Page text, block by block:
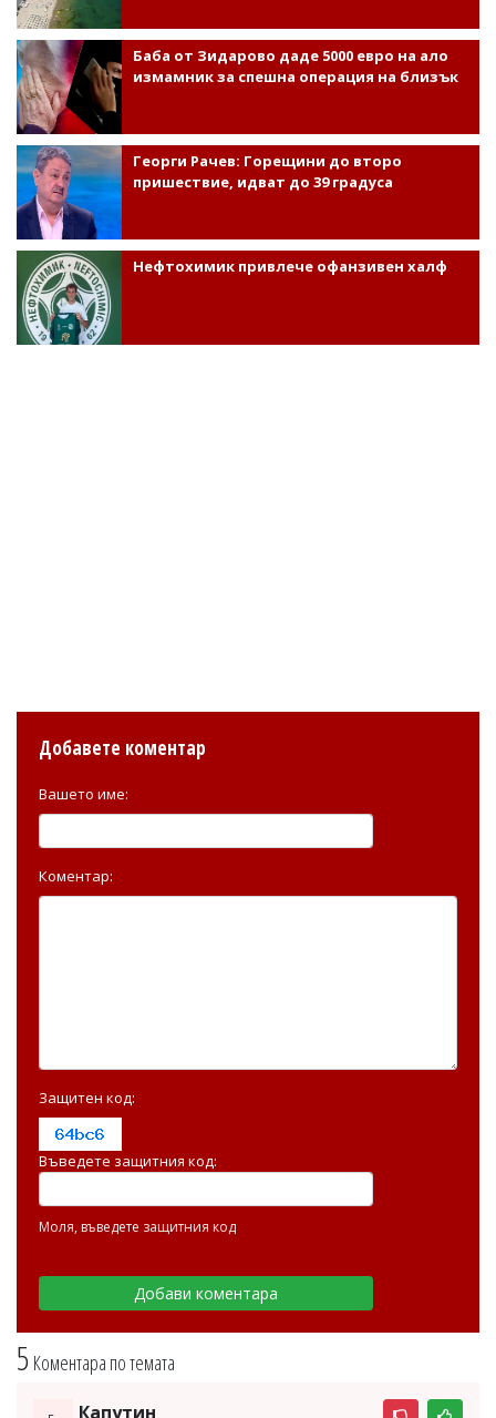
Баба от Зидарово даде 5000 евро на ало
измамник за спешна операция на близък
Георги Рачев: Горещини до второ
пришествие, идват до 39 градуса
Нефтохимик привлече офанзивен халф
5 Коментара по темата
Капутин
Добавете коментар
Вашето име:
Коментар:
Защитен код:
Въведете защитния код:
Моля, въведете защитния код